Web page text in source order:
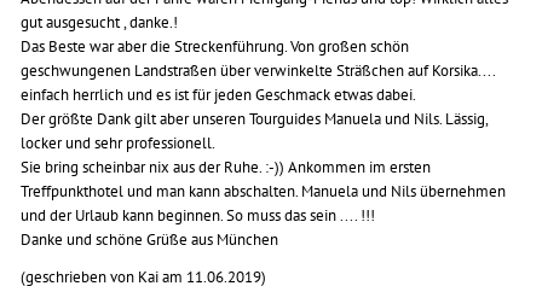
gut ausgesucht , danke.!
Das Beste war aber die Streckenführung. Von großen schön
geschwungenen Landstraßen über verwinkelte Sträßchen auf Korsika....
einfach herrlich und es ist für jeden Geschmack etwas dabei.
Der größte Dank gilt aber unseren Tourguides Manuela und Nils. Lässig,
locker und sehr professionell.
Sie bring scheinbar nix aus der Ruhe. :-)) Ankommen im ersten
Treffpunkthotel und man kann abschalten. Manuela und Nils übernehmen
und der Urlaub kann beginnen. So muss das sein .... !!!
Danke und schöne Grüße aus München
(geschrieben von Kai am 11.06.2019)